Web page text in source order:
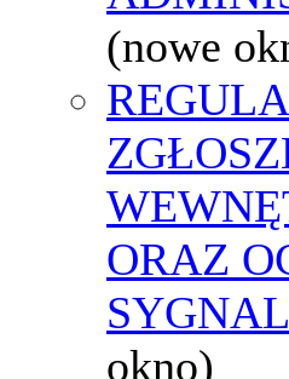
(nowe
ORAZ
okno)